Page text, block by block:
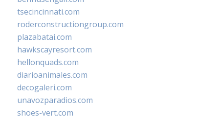
tsecincinnati.com
roderconstructiongroup.com
plazabatai.com
hawkscayresort.com
hellonquads.com
diarioanimales.com
decogaleri.com
unavozparadios.com
shoes-vert.com